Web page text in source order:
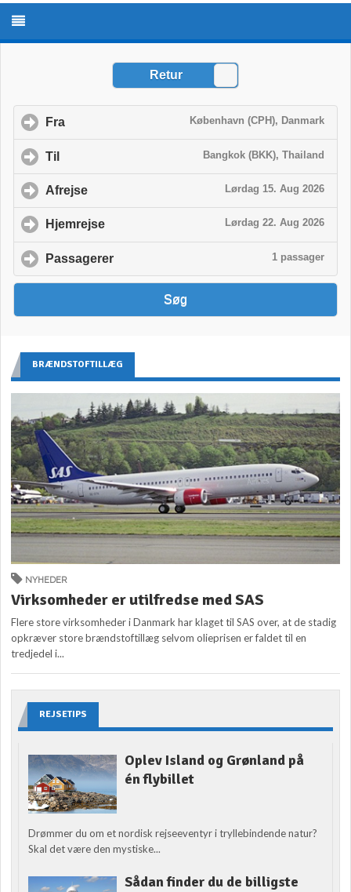
BRÆNDSTOFTILLÆG
NYHEDER
Virksomheder er utilfredse med SAS
Flere store virksomheder i Danmark har klaget til SAS over, at de stadig
opkræver store brændstoftillæg selvom olieprisen er faldet til en
tredjedel i...
REJSETIPS
Oplev Island og Grønland på
én flybillet
Drømmer du om et nordisk rejseeventyr i tryllebindende natur?
Skal det være den mystiske...
Sådan finder du de billigste